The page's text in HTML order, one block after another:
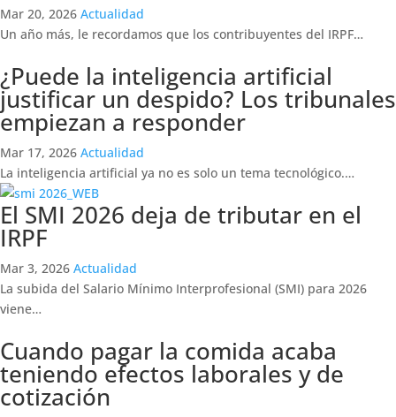
Mar 20, 2026 Actualidad
Un año más, le recordamos que los contribuyentes del IRPF…
¿Puede la inteligencia artificial
justificar un despido? Los tribunales
empiezan a responder
Mar 17, 2026 Actualidad
La inteligencia artificial ya no es solo un tema tecnológico.…
El SMI 2026 deja de tributar en el
IRPF
Mar 3, 2026 Actualidad
La subida del Salario Mínimo Interprofesional (SMI) para 2026
viene…
Cuando pagar la comida acaba
teniendo efectos laborales y de
cotización